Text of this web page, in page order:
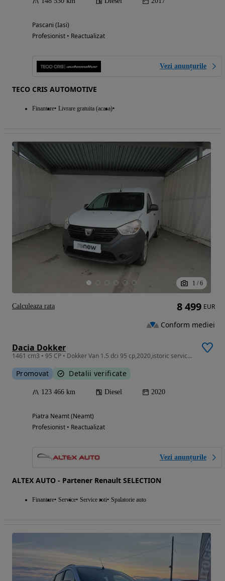
Pascani (Iasi)
Profesionist • Reactualizat
Vezi anunțurile
TECO CRIS AUTOMOTIVE
Finantare Livrare gratuita (acasa)
1 / 6
Dacia Dokker
1461 cm3 • 95 CP • Dokker Van 1.5 dci 95 cp,2020,istoric service,unic propr.,tva ded.
Promovat Detalii verificate
123 466 km Diesel 2020
Piatra Neamt (Neamt)
Profesionist • Reactualizat
Vezi anunțurile
ALTEX AUTO - Partener Renault SELECTION
Finantare Service Service roti Spalatorie auto
8 499 EUR
Conform mediei
Calculeaza rata